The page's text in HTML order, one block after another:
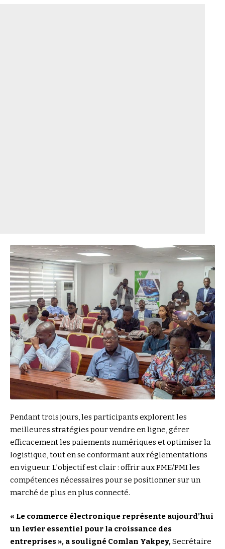
Pendant trois jours, les participants explorent les
meilleures stratégies pour vendre en ligne, gérer
efficacement les paiements numériques et optimiser la
logistique, tout en se conformant aux réglementations
en vigueur. L’objectif est clair : offrir aux PME/PMI les
compétences nécessaires pour se positionner sur un
marché de plus en plus connecté.
« Le commerce électronique représente aujourd’hui
un levier essentiel pour la croissance des
entreprises », a souligné Comlan Yakpey,Secrétaire